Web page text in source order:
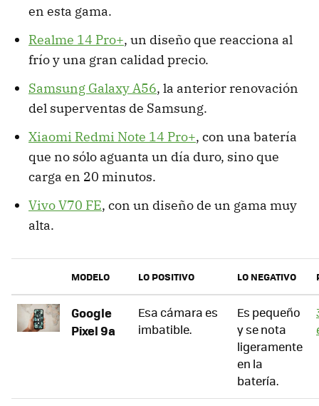
en esta gama.
Realme 14 Pro+, un diseño que reacciona al
frío y una gran calidad precio.
Samsung Galaxy A56, la anterior renovación
del superventas de Samsung.
Xiaomi Redmi Note 14 Pro+, con una batería
que no sólo aguanta un día duro, sino que
carga en 20 minutos.
Vivo V70 FE, con un diseño de un gama muy
alta.
MODELO LO POSITIVO LO NEGATIVO
Google
Pixel 9a
Esa cámara es
imbatible.
Es pequeño
y se nota
ligeramente
en la
batería.